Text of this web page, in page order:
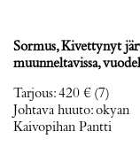
Sormus, Kivettynyt
muunneltavissa,
Tarjous:420 € (7)
Johtava huuto:okyan
Kaivopihan Pantti